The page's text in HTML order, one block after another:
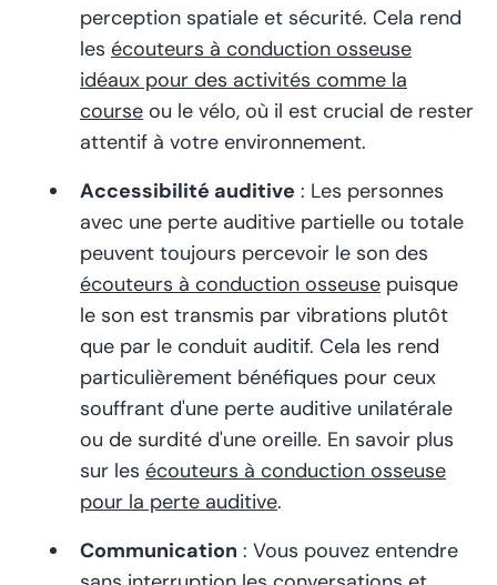
perception spatiale et sécurité. Cela rend
les écouteurs à conduction osseuse
idéaux pour des activités comme la
course ou le vélo, où il est crucial de rester
attentif à votre environnement.
Accessibilité auditive : Les personnes
avec une perte auditive partielle ou totale
peuvent toujours percevoir le son des
écouteurs à conduction osseuse puisque
le son est transmis par vibrations plutôt
que par le conduit auditif. Cela les rend
particulièrement bénéfiques pour ceux
souffrant d'une perte auditive unilatérale
ou de surdité d'une oreille. En savoir plus
sur les écouteurs à conduction osseuse
pour la perte auditive.
Communication : Vous pouvez entendre